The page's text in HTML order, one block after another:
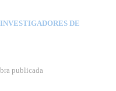
DE
publicada